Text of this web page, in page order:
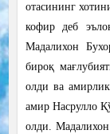
отасининг
кофир деб
Мадалихон
бироқ
олди ва
амир Насрулло
олди. Мадалихон